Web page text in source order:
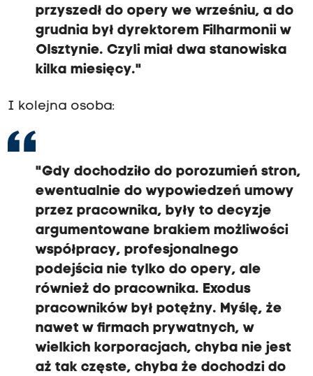
przyszedł do opery we wrześniu, a do
grudnia był dyrektorem Filharmonii w
Olsztynie. Czyli miał dwa stanowiska
kilka miesięcy."
I kolejna osoba:
"Gdy dochodziło do porozumień stron,
ewentualnie do wypowiedzeń umowy
przez pracownika, były to decyzje
argumentowane brakiem możliwości
współpracy, profesjonalnego
podejścia nie tylko do opery, ale
również do pracownika. Exodus
pracowników był potężny. Myślę, że
nawet w firmach prywatnych, w
wielkich korporacjach, chyba nie jest
aż tak częste, chyba że dochodzi do